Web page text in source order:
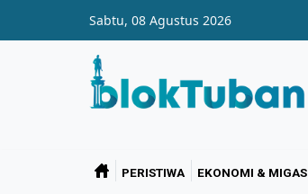
Sabtu, 08 Agustus 2026
PERISTIWA EKONOMI & MIGAS